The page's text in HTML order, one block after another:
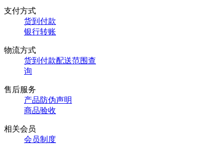
支付方式
货到付款
银行转账
物流方式
货到付款配送范围查
询
售后服务
产品防伪声明
商品验收
相关会员
会员制度